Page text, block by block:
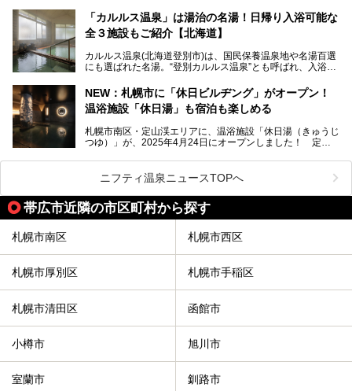
「川島旅館」は、豊富温泉の開湯当初から営業する老舗旅
館。とりわけ温泉の良さと名物のバター料理に定評があり、
の温泉や料理をはじめ、パブリックスペース・客室など宿の
全貌を徹底的にご紹介します！
「カルルス温泉」は湯治の名湯！日帰り入浴可能な
全３施設もご紹介【北海道】
カルルス温泉(北海道登別市)は、国民保養温泉地や名湯百選
にも選ばれた名湯。“登別カルルス温泉”とも呼ばれ、入浴剤
豊かな登別温泉とは対照的な存在で、今も湯治場的な要素が
残る閑静な温泉地です。
地体験し、カルルス温泉をご紹介。温泉地の概要や泉質解説
をはじめ、日帰り入浴可能な全３施設の紹介・周辺観光・ア
NEW：札幌市に「休日ビルヂング」がオープン！
温浴施設「休日湯」も宿泊も楽しめる
札幌市南区・定山渓エリアに、温浴施設「休日湯（きゅうじ
つゆ）」が、2025年4月24日にオープンしました！ 定山
この施設は、温泉・サウナの「休日湯」・ラウンジの「THE
LOUNGE DAYOF」・グルメ「休日洋麺店」・ホテル「エク
スクラメーションホテル」で構成された、まさに大人の癒し
空間。
今回は、そんな「休日ビルヂング」の魅力を5つのポイント
ニフティ温泉ニュースTOPへ
帯広市近隣の市区町村から探す
札幌市南区 札幌市西区
札幌市厚別区 札幌市手稲区
札幌市清田区 函館市
小樽市 旭川市
室蘭市 釧路市